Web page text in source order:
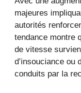
majeures
autorités
tendance montre
de vitesse
d’insouciance ou
conduits par la